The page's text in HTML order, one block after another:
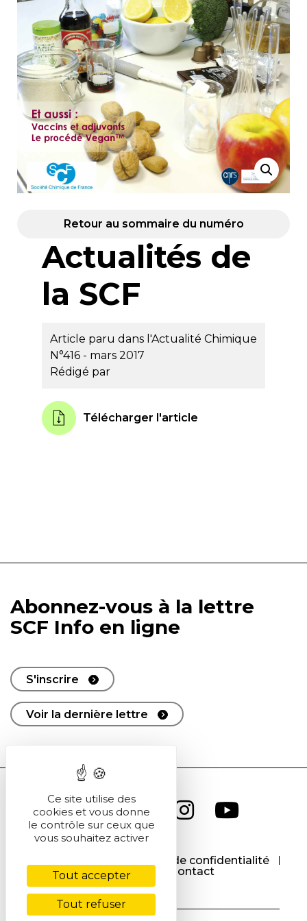
Retour au sommaire du numéro
Actualités de
la SCF
Article paru dans l'Actualité Chimique
N°416 - mars 2017
Rédigé par
Télécharger l'article
Abonnez-vous à la lettre
SCF Info en ligne
S'inscrire
Voir la dernière lettre
Politique de confidentialité
Cookies
Contact
Ce site utilise des
cookies et vous donne
le contrôle sur ceux que
vous souhaitez activer
Tout accepter
Tout refuser